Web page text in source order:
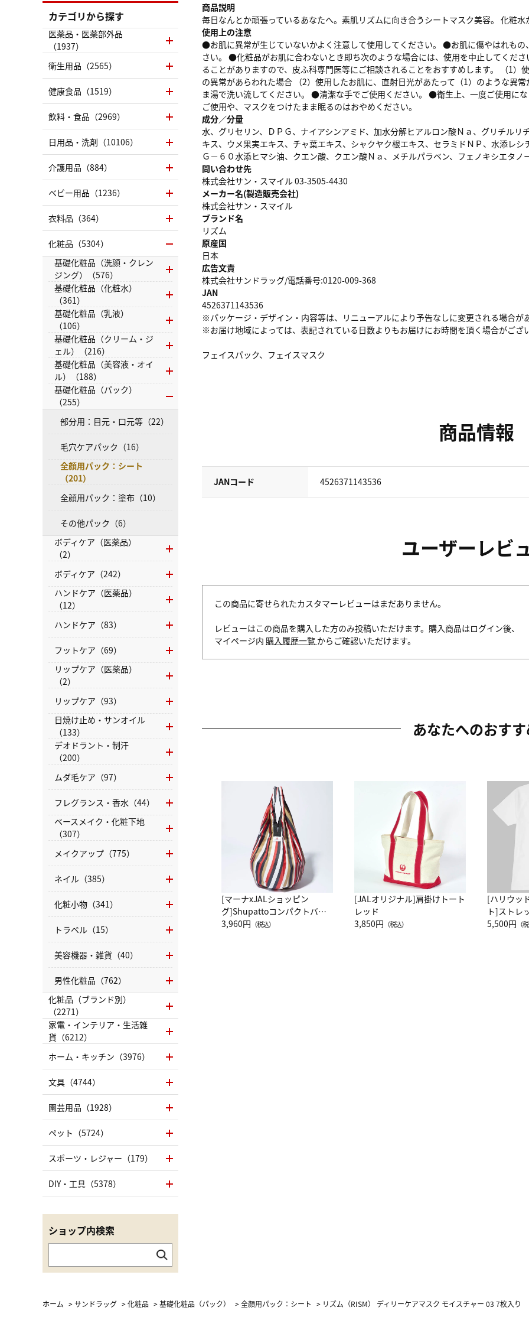
商品説明
毎日なんとか頑張っているあなたへ。素肌リズムに向き合うシートマスク美容。 化粧
使用上の注意
●お肌に異常が生じていないかよく注意して使用してください。 ●お肌に傷やはれも
さい。 ●化粧品がお肌に合わないとき即ち次のような場合には、使用を中止してくだ
ることがありますので、皮ふ科専門医等にご相談されることをおすすめします。 （1
の異常があらわれた場合 （2）使用したお肌に、直射日光があたって（1）のような異
ま湯で洗い流してください。 ●清潔な手でご使用ください。 ●衛生上、一度ご使用に
ご使用や、マスクをつけたまま眠るのはおやめください。
成分／分量
水、グリセリン、ＤＰＧ、ナイアシンアミド、加水分解ヒアルロン酸Ｎａ、グリチル
キス、ウメ果実エキス、チャ葉エキス、シャクヤク根エキス、セラミドＮＰ、水添レ
Ｇ－６０水添ヒマシ油、クエン酸、クエン酸Ｎａ、メチルパラベン、フェノキシエタノ
問い合わせ先
株式会社サン・スマイル 03-3505-4430
メーカー名(製造販売会社)
株式会社サン・スマイル
ブランド名
リズム
原産国
日本
広告文責
株式会社サンドラッグ/電話番号:0120-009-368
JAN
4526371143536
※パッケージ・デザイン・内容等は、リニューアルにより予告なしに変更される場合が
※お届け地域によっては、表記されている日数よりもお届けにお時間を頂く場合がござい
フェイスパック、フェイスマスク
商品情報
JANコード 4526371143536
ユーザーレビ
この商品に寄せられたカスタマーレビューはまだありません。
レビューはこの商品を購入した方のみ投稿いただけます。購入商品はログイン後、
マイページ内 購入履歴一覧 からご確認いただけます。
あなたへのおす
[マーナxJALショッピン
グ]Shupattoコンパクトバッ
グ Drop JAL客室乗務員
3,960円 （税込）
[JALオリジナル]肩掛けトート
レッド
3,850円 （税込）
[ハリウッ
ト]ストレ
ーネック別
5,500円 （
カテゴリから探す
医薬品・医薬部外品
（1937）
衛生用品（2565）
健康食品（1519）
飲料・食品（2969）
日用品・洗剤（10106）
介護用品（884）
ベビー用品（1236）
衣料品（364）
化粧品（5304）
基礎化粧品（洗顔・クレン
ジング）（576）
基礎化粧品（化粧水）
（361）
基礎化粧品（乳液）
（106）
基礎化粧品（クリーム・ジ
ェル）（216）
基礎化粧品（美容液・オイ
ル）（188）
基礎化粧品（パック）
（255）
部分用：目元・口元等（22）
毛穴ケアパック（16）
全顔用パック：シート
（201）
全顔用パック：塗布（10）
その他パック（6）
ボディケア（医薬品）
（2）
ボディケア（242）
ハンドケア（医薬品）
（12）
ハンドケア（83）
フットケア（69）
リップケア（医薬品）
（2）
リップケア（93）
日焼け止め・サンオイル
（133）
デオドラント・制汗
（200）
ムダ毛ケア（97）
フレグランス・香水（44）
ベースメイク・化粧下地
（307）
メイクアップ（775）
ネイル（385）
化粧小物（341）
トラベル（15）
美容機器・雑貨（40）
男性化粧品（762）
化粧品（ブランド別）
（2271）
家電・インテリア・生活雑
貨（6212）
ホーム・キッチン（3976）
文具（4744）
園芸用品（1928）
ペット（5724）
スポーツ・レジャー（179）
DIY・工具（5378）
ショップ内検索
ホーム >サンドラッグ >化粧品 >基礎化粧品（パック） >全顔用パック：シート > リズム（RISM） ディリーケアマスク モイスチャー 03 7枚入り